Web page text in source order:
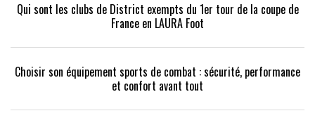
Qui sont les clubs de District exempts du 1er tour de la coupe de
France en LAURA Foot
Choisir son équipement sports de combat : sécurité, performance
et confort avant tout